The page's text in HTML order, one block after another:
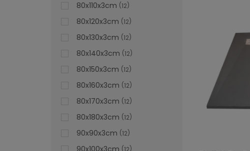
80x110x3cm 12
80x120x3cm 12
80x130x3cm 12
80x140x3cm 12
80x150x3cm 12
80x160x3cm 12
80x170x3cm 12
80x180x3cm 12
90x90x3cm 12
90x100x3cm